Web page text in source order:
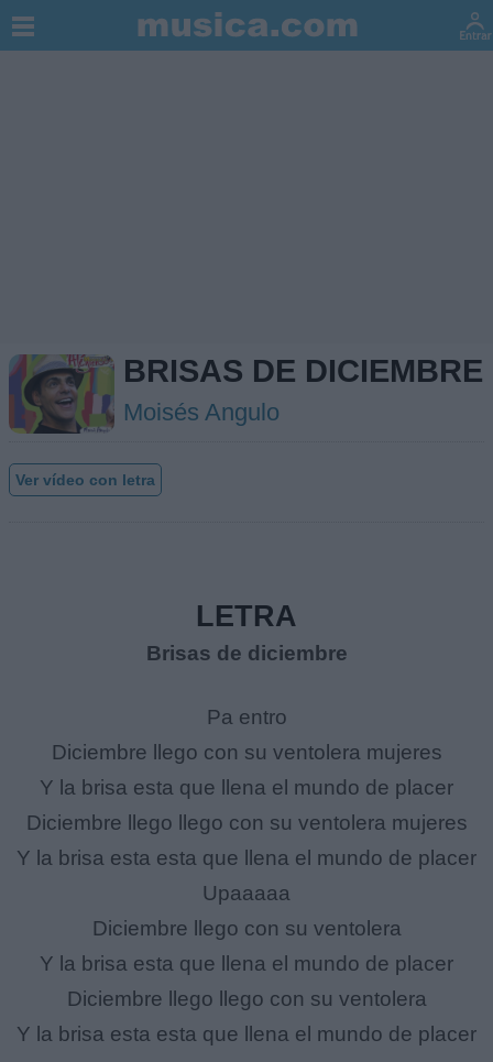
BRISAS DE DICIEMBRE
Moisés Angulo
Ver vídeo con letra
LETRA
Brisas de diciembre
Pa entro
Diciembre llego con su ventolera mujeres
Y la brisa esta que llena el mundo de placer
Diciembre llego llego con su ventolera mujeres
Y la brisa esta esta que llena el mundo de placer
Upaaaaa
Diciembre llego con su ventolera
Y la brisa esta que llena el mundo de placer
Diciembre llego llego con su ventolera
Y la brisa esta esta que llena el mundo de placer